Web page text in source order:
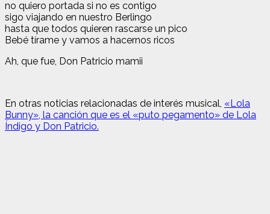
no quiero portada si no es contigo
sigo viajando en nuestro Berlingo
hasta que todos quieren rascarse un pico
Bebé tírame y vamos a hacernos ricos
Ah, que fue, Don Patricio mamii
En otras noticias relacionadas de interés musical, «Lola
Bunny», la canción que es el «puto pegamento» de Lola
Índigo y Don Patricio.